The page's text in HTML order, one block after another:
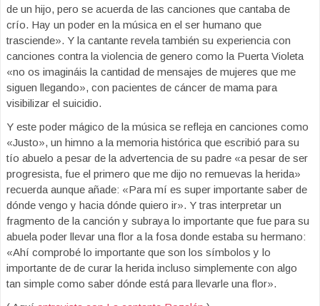
de un hijo, pero se acuerda de las canciones que cantaba de
crío. Hay un poder en la música en el ser humano que
trasciende». Y la cantante revela también su experiencia con
canciones contra la violencia de genero como la Puerta Violeta
«no os imagináis la cantidad de mensajes de mujeres que me
siguen llegando», con pacientes de cáncer de mama para
visibilizar el suicidio.
Y este poder mágico de la música se refleja en canciones como
«Justo», un himno a la memoria histórica que escribió para su
tío abuelo a pesar de la advertencia de su padre «a pesar de ser
progresista, fue el primero que me dijo no remuevas la herida»
recuerda aunque añade: «Para mí es super importante saber de
dónde vengo y hacia dónde quiero ir». Y tras interpretar un
fragmento de la canción y subraya lo importante que fue para su
abuela poder llevar una flor a la fosa donde estaba su hermano:
«Ahí comprobé lo importante que son los símbolos y lo
importante de de curar la herida incluso simplemente con algo
tan simple como saber dónde está para llevarle una flor».